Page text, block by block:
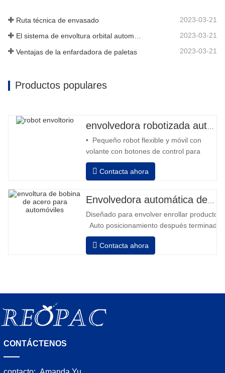
Ruta técnica de envasado 2023-03-21
El sistema de envoltura orbital automático envuelve 6 lados en el material 2023-03-21
Ventajas de la enfardadora de paletas 2023-03-21
Productos populares
• Pequeño robot flexible y móvil con
volante con botones de control para
avanzar y retroceder • Operación fuera
de la columna • 2 baterías serie 12V /
batería llena 120-130 palets • Cargador
tiempo de carga aprox. 8-10h
Contacta ahora
Diseñado para envolver enrollar
Auto posicionamiento después
velocidad, estiramiento fuerza puede ser
Neumático superior plato a prensa bobina
Contacta ahora
CONTÁCTENOS